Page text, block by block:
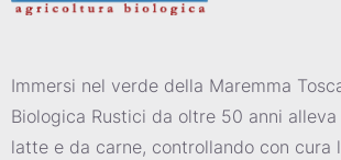
Immersi nel verde della Maremma
Biologica Rustici da oltre 50 anni
latte e da carne, controllando con cura